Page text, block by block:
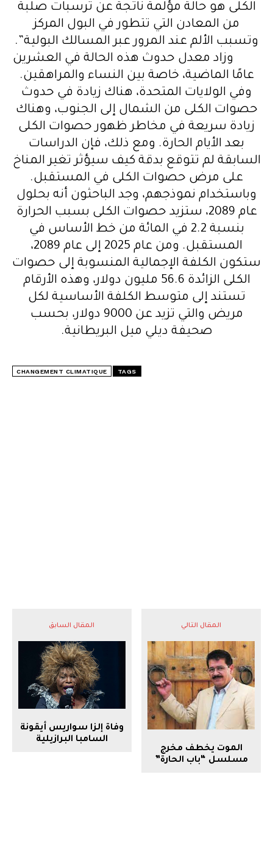
الكلى هو حالة مؤلمة ناتجة عن ترسبات صلبة
من المعادن التي تتطور في البول المركز
وتسبب الألم عند المرور عبر المسالك البولية”.
وزاد معدل حدوث هذه الحالة في العشرين
عامًا الماضية، خاصة بين النساء والمراهقين.
وفي الولايات المتحدة، هناك زيادة في حدوث
حصوات الكلى من الشمال إلى الجنوب، وهناك
زيادة سريعة في مخاطر ظهور حصوات الكلى
بعد الأيام الحارة. ومع ذلك، فإن الدراسات
السابقة لم تتوقع بدقة كيف سيؤثر تغير المناخ
على مرض حصوات الكلى في المستقبل.
وباستخدام نموذجهم، وجد الباحثون أنه بحلول
عام 2089، ستزيد حصوات الكلى بسبب الحرارة
بنسبة 2.2 في المائة من خط الأساس في
المستقبل. ومن عام 2025 إلى عام 2089،
ستكون الكلفة الإجمالية المنسوبة إلى حصوات
الكلى الزائدة 56.6 مليون دولار، وهذه الأرقام
تستند إلى متوسط الكلفة الأساسية لكل
مريض والتي تزيد عن 9000 دولار، بحسب
صحيفة ديلي ميل البريطانية.
TAGS
CHANGEMENT CLIMATIQUE
المقال السابق
وفاة إلزا سواريس أيقونة
السامبا البرازيلية
المقال التالي
الموت يخطف مخرج
مسلسل “باب الحارة”